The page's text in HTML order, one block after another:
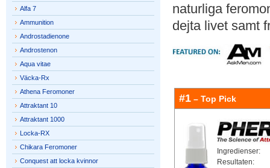
naturliga
dejta livet samt
#1 – Top Pick
Ingredienser:
Resultaten:
Alfa 7
Ammunition
Androstadienone
Androstenon
Aqua vitae
Väcka-Rx
Athena Feromoner
Attraktant 10
Attraktant 1000
Locka-RX
Chikara Feromoner
Conquest att locka kvinnor